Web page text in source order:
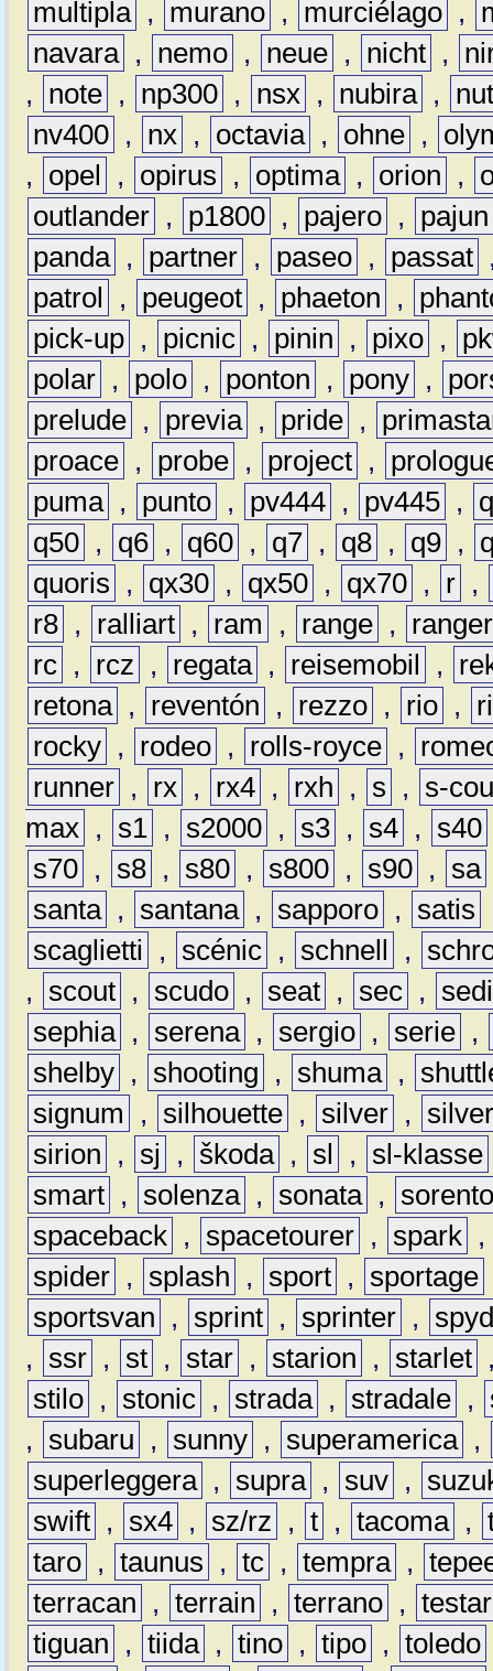
multipla , murano , murciélago ,
navara , nemo , neue , nicht ,
,
note , np300 , nsx , nubira ,
nv400 , nx , octavia , ohne ,
,
opel , opirus , optima , orion ,
outlander , p1800 , pajero ,
pajun
panda , partner , paseo , passat
patrol
, peugeot , phaeton ,
pick-up , picnic , pinin , pixo ,
polar , polo , ponton , pony ,
prelude , previa , pride ,
proace , probe , project ,
puma , punto , pv444 , pv445 ,
q50 , q6 , q60 , q7 , q8 , q9 ,
quoris
, qx30 , qx50 , qx70 , r ,
r8 , ralliart , ram , range ,
ranger
rc , rcz , regata , reisemobil ,
retona , reventón , rezzo , rio ,
rocky , rodeo , rolls-royce ,
runner , rx , rx4 , rxh , s ,
s-
max , s1 , s2000 , s3 , s4 , s40
s70 , s8 , s80 , s800 , s90 , sa
santa , santana , sapporo , satis
scaglietti
, scénic , schnell ,
,
scout , scudo , seat , sec ,
sephia , serena , sergio , serie ,
shelby , shooting , shuma ,
signum
, silhouette , silver ,
sirion
, sj , škoda , sl , sl-klasse
smart , solenza , sonata ,
spaceback , spacetourer , spark ,
spider , splash , sport , sportage
sportsvan
, sprint , sprinter ,
,
ssr , st , star , starion , starlet
stilo , stonic , strada , stradale ,
,
subaru , sunny , superamerica ,
superleggera , supra , suv ,
swift , sx4 , sz/rz , t , tacoma ,
taro , taunus , tc , tempra ,
terracan
, terrain , terrano ,
tiguan
, tiida , tino , tipo , toledo